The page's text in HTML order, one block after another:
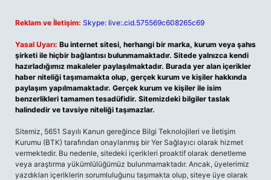
Reklam ve İletişim: Skype: live:.cid.575569c608265c69
Yasal Uyarı: Bu internet sitesi, herhangi bir marka, kurum veya şahıs
şirketi ile hiçbir bağlantısı bulunmamaktadır. Sitede yalnızca kendi
hazırladığımız makaleler paylaşılmaktadır. Burada yer alan içerikler
haber niteliği taşımamakta olup, gerçek kurum ve kişiler hakkında
paylaşım yapılmamaktadır. Gerçek kurum ve kişiler ile isim
benzerlikleri tamamen tesadüfidir. Sitemizdeki bilgiler taslak
halindedir ve tavsiye niteliği taşımazlar.
Sitemiz, 5651 Sayılı Kanun gereğince Bilgi Teknolojileri ve İletişim
Kurumu (BTK) tarafından onaylanmış bir Yer Sağlayıcı olarak hizmet
vermektedir. Bu nedenle, sitedeki içerikleri proaktif olarak denetleme
veya araştırma yükümlülüğümüz bulunmamaktadır. Ancak, üyelerimiz
yazdıkları içeriklerin sorumluluğunu taşımakta olup, siteye üye olarak